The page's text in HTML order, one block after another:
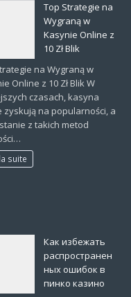
Top Strategie na
Wygraną w
Kasynie Online z
10 Zł Blik
na Wygraną w
Online z 10 Zł Blik W
czasach, kasyna
zyskują na popularności, a
z takich metod
suite
Как избежать
распространен
ных ошибок в
пинко казино